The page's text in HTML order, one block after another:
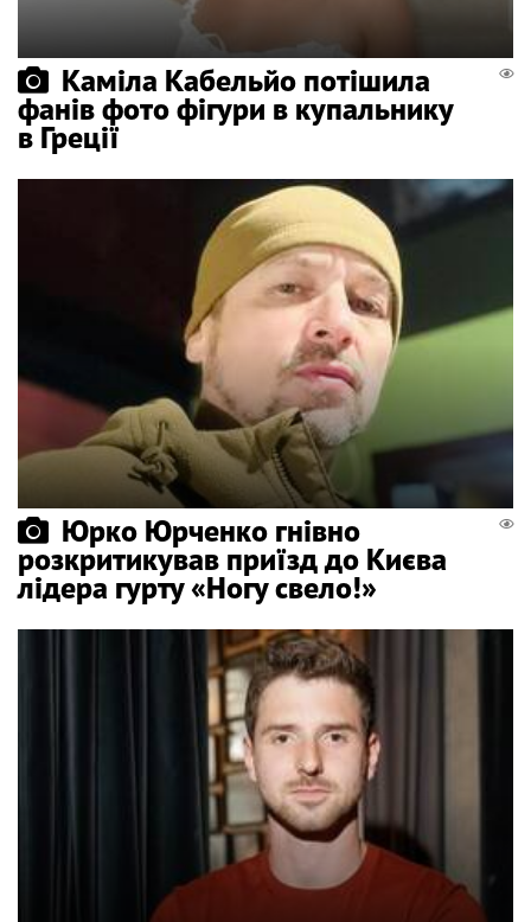
Каміла Кабельйо потішила
фанів фото фігури в купальнику
в Греції
Юрко Юрченко гнівно
розкритикував приїзд до Києва
лідера гурту «Ногу свело!»